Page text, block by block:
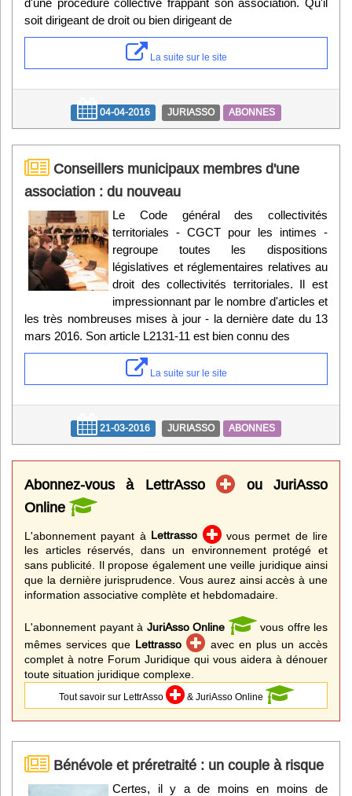
soit dirigeant de droit ou bien dirigeant de
La suite sur le site
04-04-2016 JURIASSO ABONNES
Conseillers municipaux membres d'une
association : du nouveau
Le Code général des collectivités
territoriales - CGCT pour les intimes -
regroupe toutes les dispositions
législatives et réglementaires relatives au
droit des collectivités territoriales. Il est
impressionnant par le nombre d'articles et
les très nombreuses mises à jour - la dernière date du 13
mars 2016. Son article L2131-11 est bien connu des
La suite sur le site
21-03-2016 JURIASSO ABONNES
Abonnez-vous à LettrAsso
ou JuriAsso
Online
L'abonnement payant à Lettrasso
vous permet de lire
les articles réservés, dans un environnement protégé et
sans publicité. Il propose également une veille juridique ainsi
que la dernière jurisprudence. Vous aurez ainsi accès à une
information associative complète et hebdomadaire.
L'abonnement payant à JuriAsso Online
vous offre les
mêmes services que Lettrasso
avec en plus un accès
complet à notre Forum Juridique qui vous aidera à dénouer
toute situation juridique complexe.
Tout savoir sur LettrAsso & JuriAsso Online
Bénévole et préretraité : un couple à risque
Certes, il y a de moins en moins de